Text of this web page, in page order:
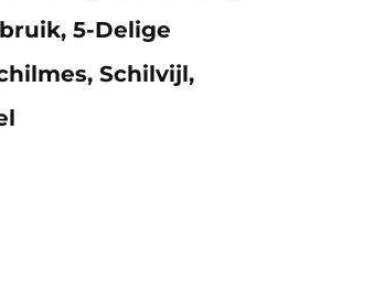
5-Delige
Schilvijl,